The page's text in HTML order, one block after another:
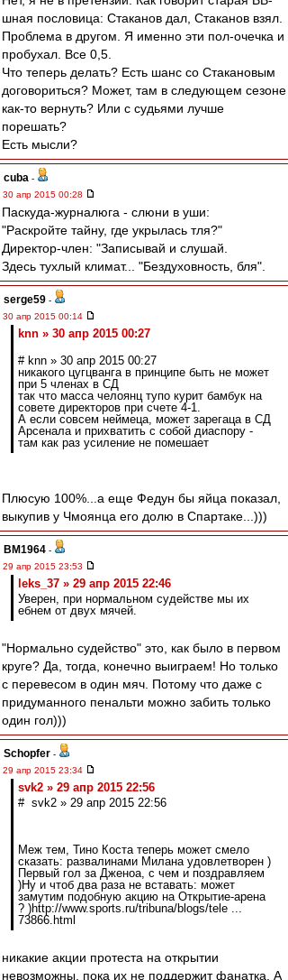
шная пословица: Стаканов дал, Стаканов взял.
Проблема в другом. Я именно эти пол-очечка и
пробухал. Все 0,5.
Что теперь делать? Есть шанс со Стакановым
договориться? Может, там в следующем сезоне
как-то вернуть? Или с судьями лучше
порешать?
Есть мысли?
cuba -
30 апр 2015 00:28
Паскуда-журналюга - слюни в уши:
"Раскройте тайну, где укрылась тля?"
Директор-член: "Записывай и слушай.
Здесь тухлый климат... "Бездуховность, бля".
serge59 -
30 апр 2015 00:14
knn » 30 апр 2015 00:27
# knn » 30 апр 2015 00:27
никакого цугцванга в принципе быть не может
при 5 членах в СД
так что масса челоянц тупо курит бамбук на
совете директоров при счете 4-1.
А если совсем неймеца, может зарегаца в СД
Арсенала и прихватить с собой диаспору -
там как раз усиление не помешает
Плюсую 100%...а еще Федун бы яйца показал,
выкупив у Чмоянца его долю в Спартаке...)))
BM1964 -
29 апр 2015 23:53
leks_37 » 29 апр 2015 22:46
Уверен, при нормальном судействе мы их
ебнем от двух мячей.
"Нормально судейство" это, как было в первом
круге? Да, тогда, конечно выиграем! Но только
с перевесом в один мяч. Потому что даже с
придуманного пенальти можно забить только
один гол)))
Schopfer -
29 апр 2015 23:34
svk2 » 29 апр 2015 22:56
# svk2 » 29 апр 2015 22:56
Меж тем, Тино Коста теперь может смело
сказать: развалинами Милана удовлетворен )
Первый гол за Дженоа, с чем и поздравляем
)Ну и чтоб два раза не вставать: может
замутим подобную акцию на Открытие-арена
? )http://www.sports.ru/tribuna/blogs/tele ...
73866.html
никакие акции протеста на открытии
невозможны, пока их не поддержит фанатка. А